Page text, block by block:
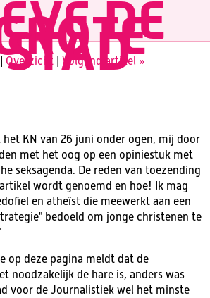
DE
STAD
| Overzicht| Volgend artikel »
het KN van 26 juni onder ogen, mij door
met het oog op een opiniestuk met
seksagenda. De reden van toezending
wordt genoemd en hoe! Ik mag
en atheïst die meewerkt aan een
bedoeld om jonge christenen te
op deze pagina meldt dat de
noodzakelijk de hare is, anders was
voor de Journalistiek wel het minste